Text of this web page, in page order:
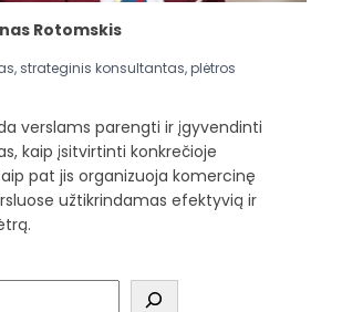
Rotomskis
strateginis konsultantas, plėtros
verslams parengti ir įgyvendinti
kaip įsitvirtinti konkrečioje
pat jis organizuoja komercinę
užtikrindamas efektyvią ir